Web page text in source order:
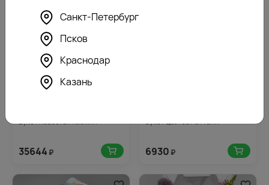
Букет невесты Жасмин
35644 ₽
Букет цветов Паттайя
6930 ₽
Санкт-Петербург
Псков
Краснодар
Казань